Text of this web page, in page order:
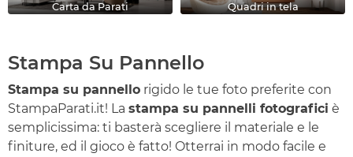
Carta da Parati Quadri in tela
Stampa Su Pannello
Stampa su pannello rigido le tue foto preferite con
StampaParati.it! La stampa su pannelli fotografici è
semplicissima: ti basterà scegliere il materiale e le
finiture, ed il gioco è fatto! Otterrai in modo facile e